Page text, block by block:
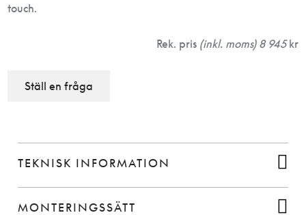
touch.
Rek. pris (inkl. moms) 8 945kr
Ställ en fråga
TEKNISK INFORMATION
MONTERINGSSÄTT